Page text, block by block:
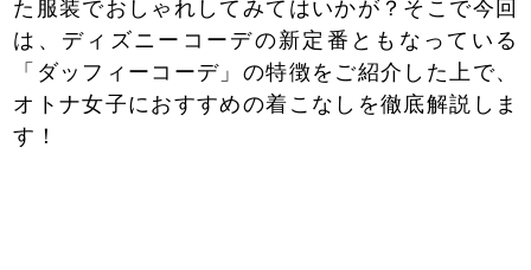
た服装でおしゃれしてみてはいかが？そこで今回
は、ディズニーコーデの新定番ともなっている
「ダッフィーコーデ」の特徴をご紹介した上で、
オトナ女子におすすめの着こなしを徹底解説しま
す！